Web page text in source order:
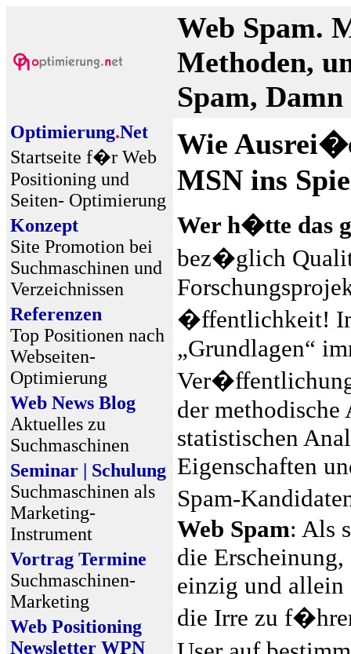
Web Spam.
Methoden,
Spam,
Optimierung.Net
Startseite f�r Web
Positioning und
Seiten- Optimierung
Konzept
Site Promotion bei
Suchmaschinen und
Verzeichnissen
Referenzen
Top Positionen nach
Webseiten-
Optimierung
Web News Blog
Aktuelles zu
Suchmaschinen
Seminar | Schulung
Suchmaschinen als
Marketing-
Instrument
Vortrag Termine
Suchmaschinen-
Marketing
Web Positioning
Newsletter WPN
Wie
MSN ins
Wer h�tte das
bez�glich
�ffentlichkeit!
„Grundlagen“
der
statistischen
Eigenschaften
Spam-
Web Spam: Als
die Erscheinung,
einzig und allein
die Irre zu